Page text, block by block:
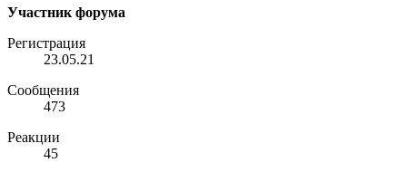
Участник форума
Регистрация
23.05.21
Сообщения
473
Реакции
45